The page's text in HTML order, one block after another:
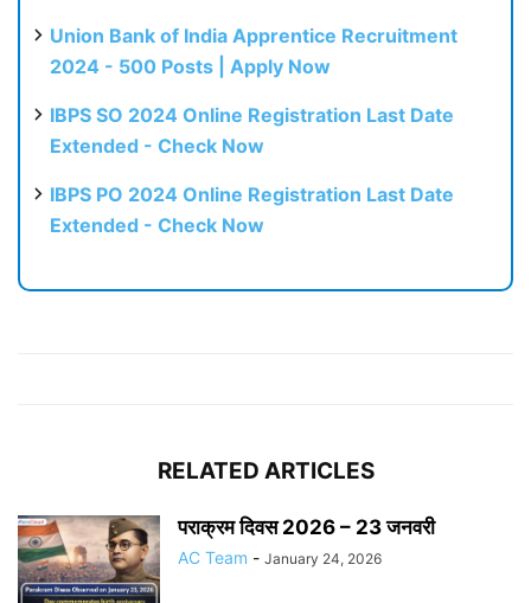
Union Bank of India Apprentice Recruitment
2024 - 500 Posts | Apply Now
IBPS SO 2024 Online Registration Last Date
Extended - Check Now
IBPS PO 2024 Online Registration Last Date
Extended - Check Now
RELATED ARTICLES
पराक्रम दिवस 2026 – 23 जनवरी
AC Team - January 24, 2026